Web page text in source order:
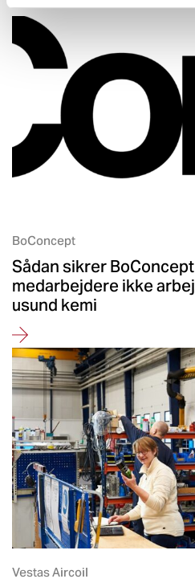
BoConcept
Sådan sikrer
medarbejdere ikke
usund kemi
Vestas Aircoil